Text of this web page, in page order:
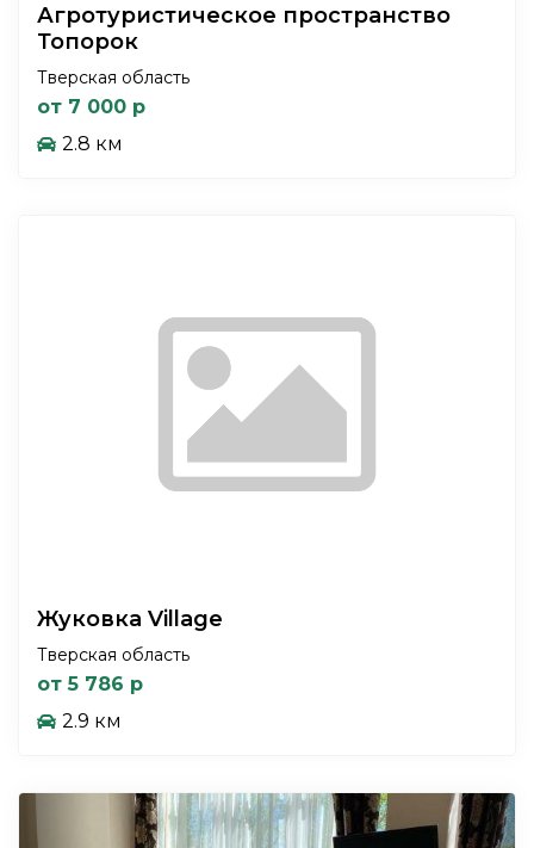
Агротуристическое пространство
Топорок
Тверская область
от 7 000 р
2.8 км
Жуковка Village
Тверская область
от 5 786 р
2.9 км